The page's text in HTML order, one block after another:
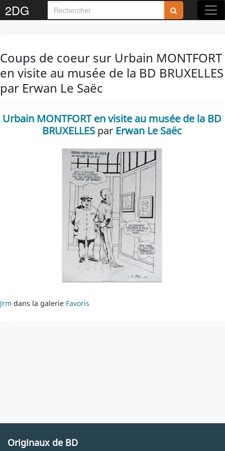
2DG
Coups de coeur sur Urbain MONTFORT
en visite au musée de la BD BRUXELLES
par Erwan Le Saëc
Urbain MONTFORT en visite au musée de la BD
BRUXELLESpar Erwan Le Saëc
Jrm dans la galerie Favoris
Originaux de BD